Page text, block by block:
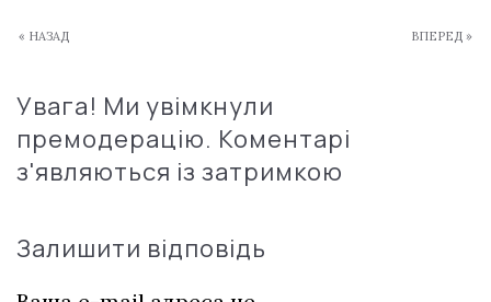
« НАЗАД ВПЕРЕД »
Увага! Ми увімкнули
премодерацію. Коментарі
з'являються із затримкою
Залишити відповідь